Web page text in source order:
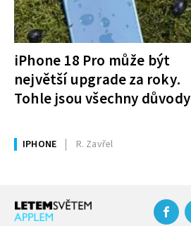
iPhone 18 Pro může být
největší upgrade za roky.
Tohle jsou všechny důvody
IPHONE R. Zavřel